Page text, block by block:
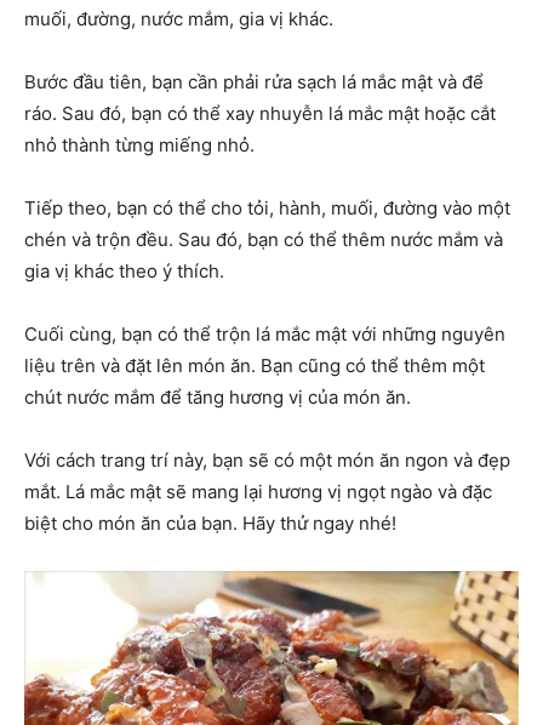
muối, đường, nước mắm, gia vị khác.
Bước đầu tiên, bạn cần phải rửa sạch lá mắc mật và để
ráo. Sau đó, bạn có thể xay nhuyễn lá mắc mật hoặc cắt
nhỏ thành từng miếng nhỏ.
Tiếp theo, bạn có thể cho tỏi, hành, muối, đường vào một
chén và trộn đều. Sau đó, bạn có thể thêm nước mắm và
gia vị khác theo ý thích.
Cuối cùng, bạn có thể trộn lá mắc mật với những nguyên
liệu trên và đặt lên món ăn. Bạn cũng có thể thêm một
chút nước mắm để tăng hương vị của món ăn.
Với cách trang trí này, bạn sẽ có một món ăn ngon và đẹp
mắt. Lá mắc mật sẽ mang lại hương vị ngọt ngào và đặc
biệt cho món ăn của bạn. Hãy thử ngay nhé!